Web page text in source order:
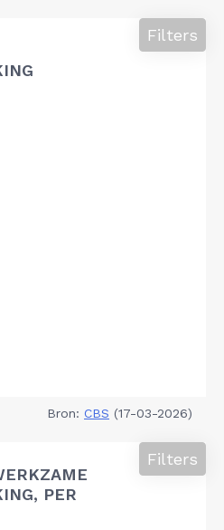
Filters
Bron: CBS (17-03-2026)
PER
Filters